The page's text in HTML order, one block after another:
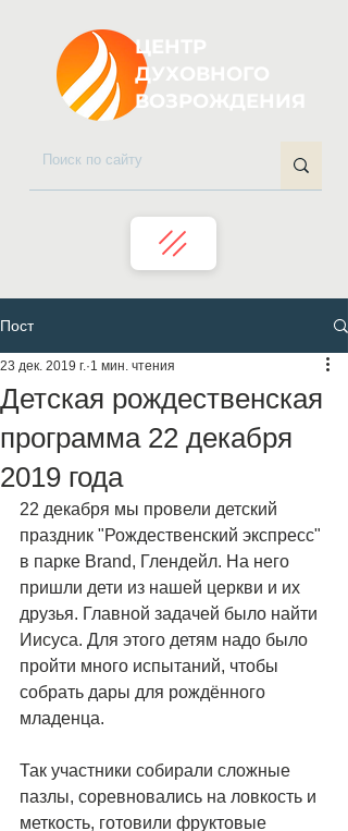
ЦЕНТР
ДУХОВНОГО
ВОЗРОЖДЕНИЯ
Пост
Детская рождественская
программа 22 декабря
2019 года
23 дек. 2019 г. 1 мин. чтения
22 декабря мы провели детский
праздник "Рождественский экспресс"
в парке Brand, Глендейл. На него
пришли дети из нашей церкви и их
друзья. Главной задачей было найти
Иисуса. Для этого детям надо было
пройти много испытаний, чтобы
собрать дары для рождённого
младенца.
Так участники собирали сложные
пазлы, соревновались на ловкость и
меткость, готовили фруктовые